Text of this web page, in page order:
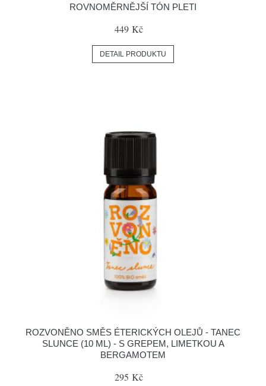
ROVNOMĚRNĚJŠÍ TÓN PLETI
449 Kč
DETAIL PRODUKTU
ROZVONĚNO SMĚS ÉTERICKÝCH OLEJŮ - TANEC
SLUNCE (10 ML) - S GREPEM, LIMETKOU A
BERGAMOTEM
295 Kč